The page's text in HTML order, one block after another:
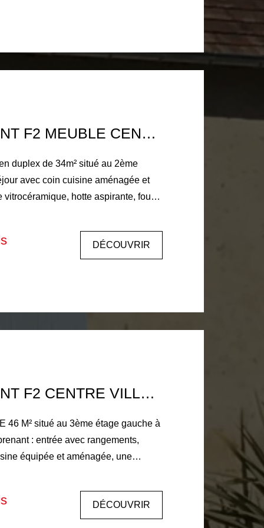
et entretien des parties communes,
Dépôt de garantie : 430 € DISPONIBLE DE SUITE.
APPARTEMENT F2 MEUBLE CENTRE VILLE LA FERTE BERNARD
duplex de 34m² situé au 2ème
avec coin cuisine aménagée et
vitrocéramique, hotte aspirante, four
micro-onde). A l'étage : une
(vasque, cabine de douche,
Eau chaude par cumulus électrique.
DÉCOUVRIR
APPARTEMENT F2 CENTRE VILLE HISTORIQUE LA FERTE BERNARD
46 M² situé au 3ème étage gauche à
: entrée avec rangements,
équipée et aménagée, une
de 406€
(électricité et entretien des
individuelle. Eau chaude individuelle
DÉCOUVRIR